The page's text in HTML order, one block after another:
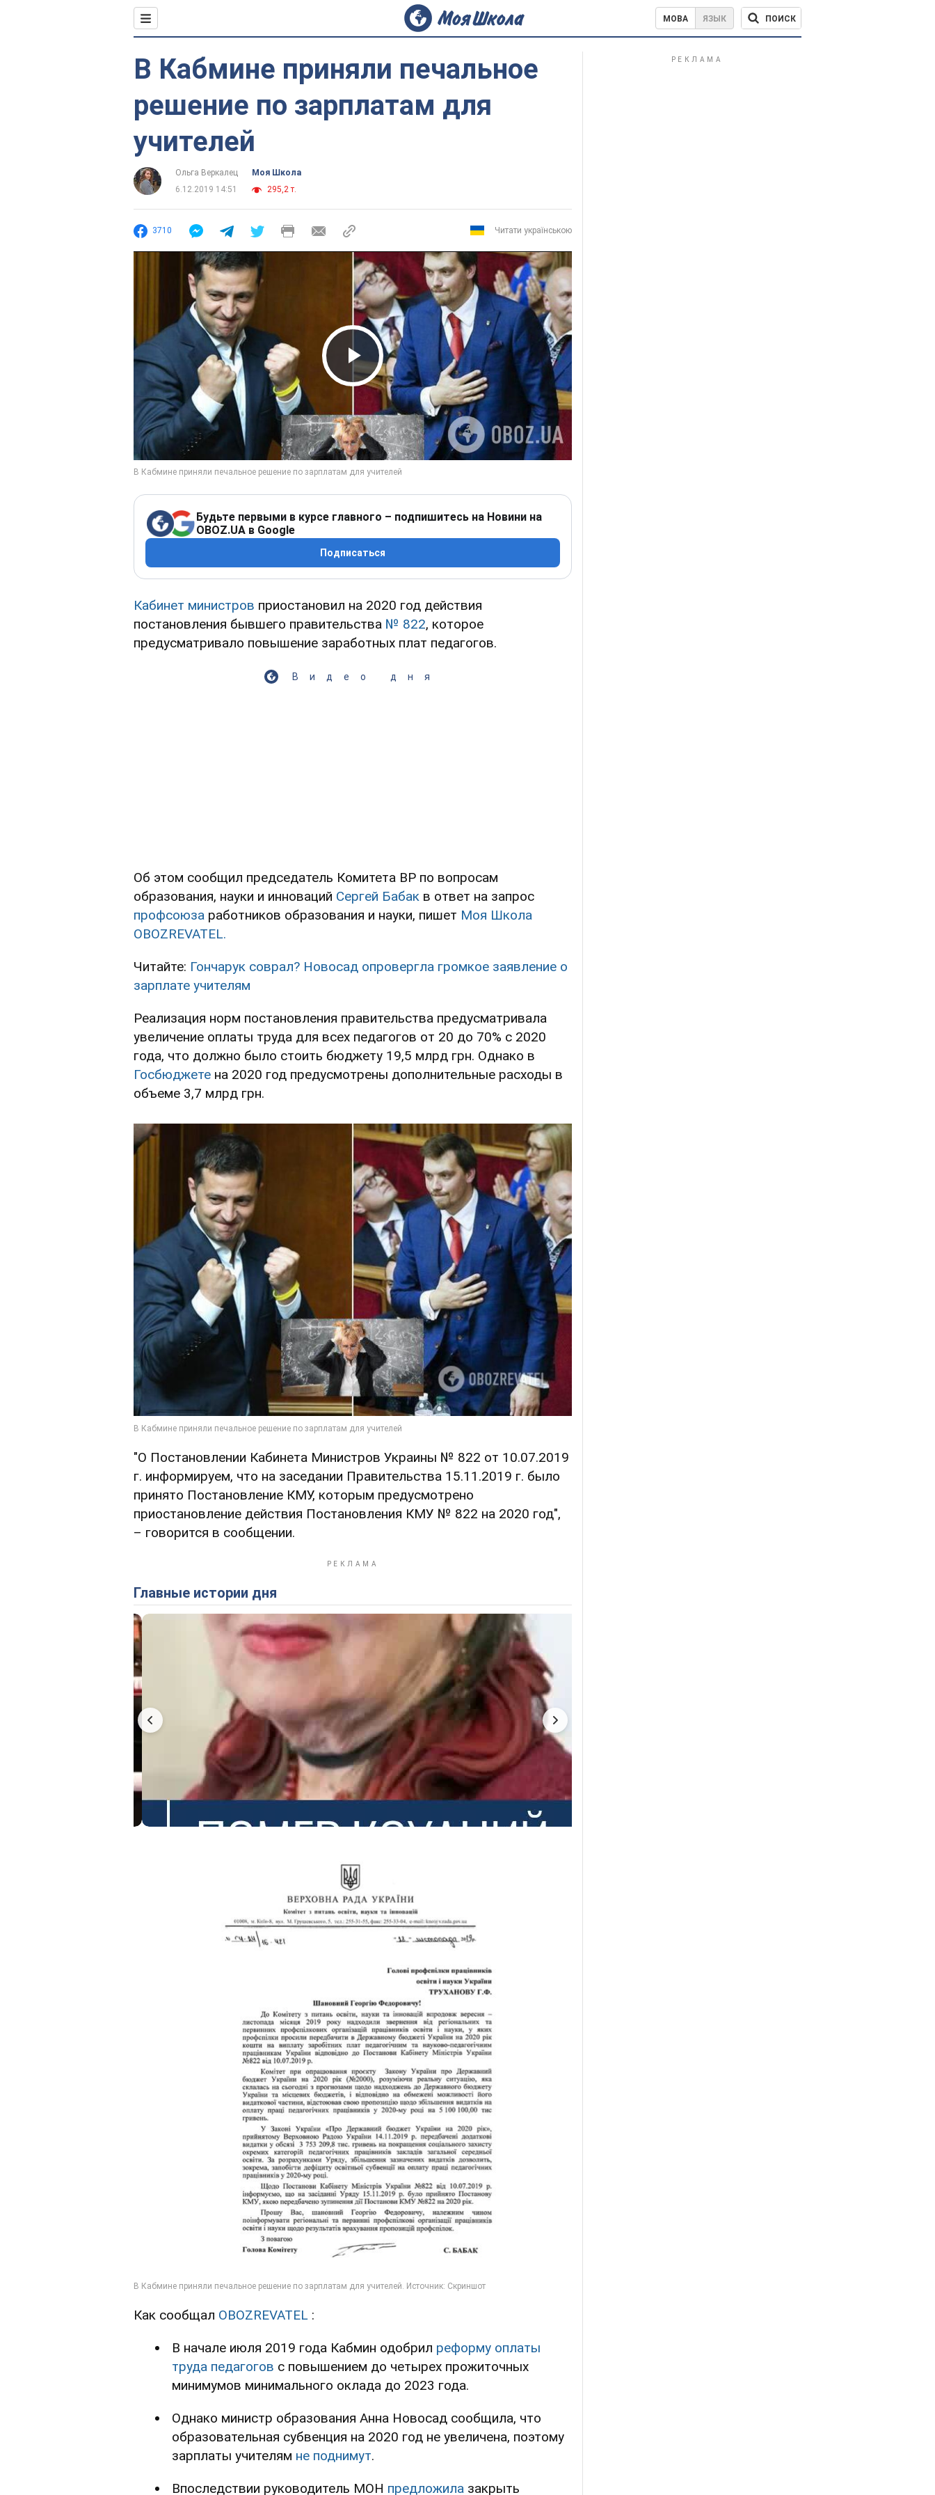
МОВА ЯЗЫК ПОИСК
В Кабмине приняли печальное
решение по зарплатам для
учителей
Ольга Веркалец
Моя Школа
6.12.2019 14:51
295,2 т.
3710 Читати українською
Play Video
Будьте первыми в курсе главного – подпишитесь на Новини на
OBOZ.UA в Google
Подписаться
Кабинет министров приостановил на 2020 год действия
постановления бывшего правительства № 822, которое
предусматривало повышение заработных плат педагогов.
Видео дня
Об этом сообщил председатель Комитета ВР по вопросам
образования, науки и инноваций Сергей Бабак в ответ на запрос
профсоюза работников образования и науки, пишет Моя Школа
OBOZREVATEL.
Читайте: Гончарук соврал? Новосад опровергла громкое заявление о
зарплате учителям
Реализация норм постановления правительства предусматривала
увеличение оплаты труда для всех педагогов от 20 до 70% с 2020
года, что должно было стоить бюджету 19,5 млрд грн. Однако в
Госбюджете на 2020 год предусмотрены дополнительные расходы в
объеме 3,7 млрд грн.
"О Постановлении Кабинета Министров Украины № 822 от 10.07.2019
г. информируем, что на заседании Правительства 15.11.2019 г. было
принято Постановление КМУ, которым предусмотрено
приостановление действия Постановления КМУ № 822 на 2020 год",
– говорится в сообщении.
Главные истории дня
Как сообщал OBOZREVATEL :
В начале июля 2019 года Кабмин одобрил реформу оплаты
труда педагогов с повышением до четырех прожиточных
минимумов минимального оклада до 2023 года.
Однако министр образования Анна Новосад сообщила, что
образовательная субвенция на 2020 год не увеличена, поэтому
зарплаты учителям не поднимут.
Впоследствии руководитель МОН предложила закрыть